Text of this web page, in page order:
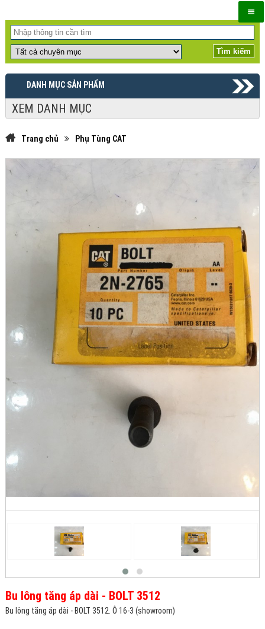
DANH MỤC SẢN PHẨM
XEM DANH MỤC
Trang chủ Phụ Tùng CAT
Bu lông tăng áp dài - BOLT 3512
Bu lông tăng áp dài - BOLT 3512. Ô 16-3 (showroom)